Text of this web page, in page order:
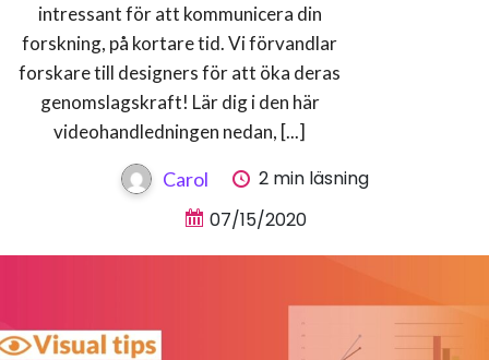
intressant för att kommunicera din
forskning, på kortare tid. Vi förvandlar
forskare till designers för att öka deras
genomslagskraft! Lär dig i den här
videohandledningen nedan, [...]
Carol
2 min läsning
07/15/2020